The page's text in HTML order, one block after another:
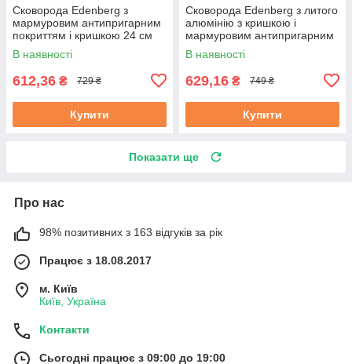
Сковорода Edenberg з
мармуровим антипригарним
покриттям і кришкою 24 см
(EB-7454)
В наявності
612,36 ₴ 729 ₴
Купити
Сковорода Edenberg з литого
алюмінію з кришкою і
мармуровим антипригарним
покриттям 26 см (EB-7455)
В наявності
629,16 ₴ 749 ₴
Купити
Показати ще
Про нас
98% позитивних з 163 відгуків за рік
Працює з 18.08.2017
м. Київ
Київ, Україна
Контакти
Сьогодні працює з 09:00 до 19:00